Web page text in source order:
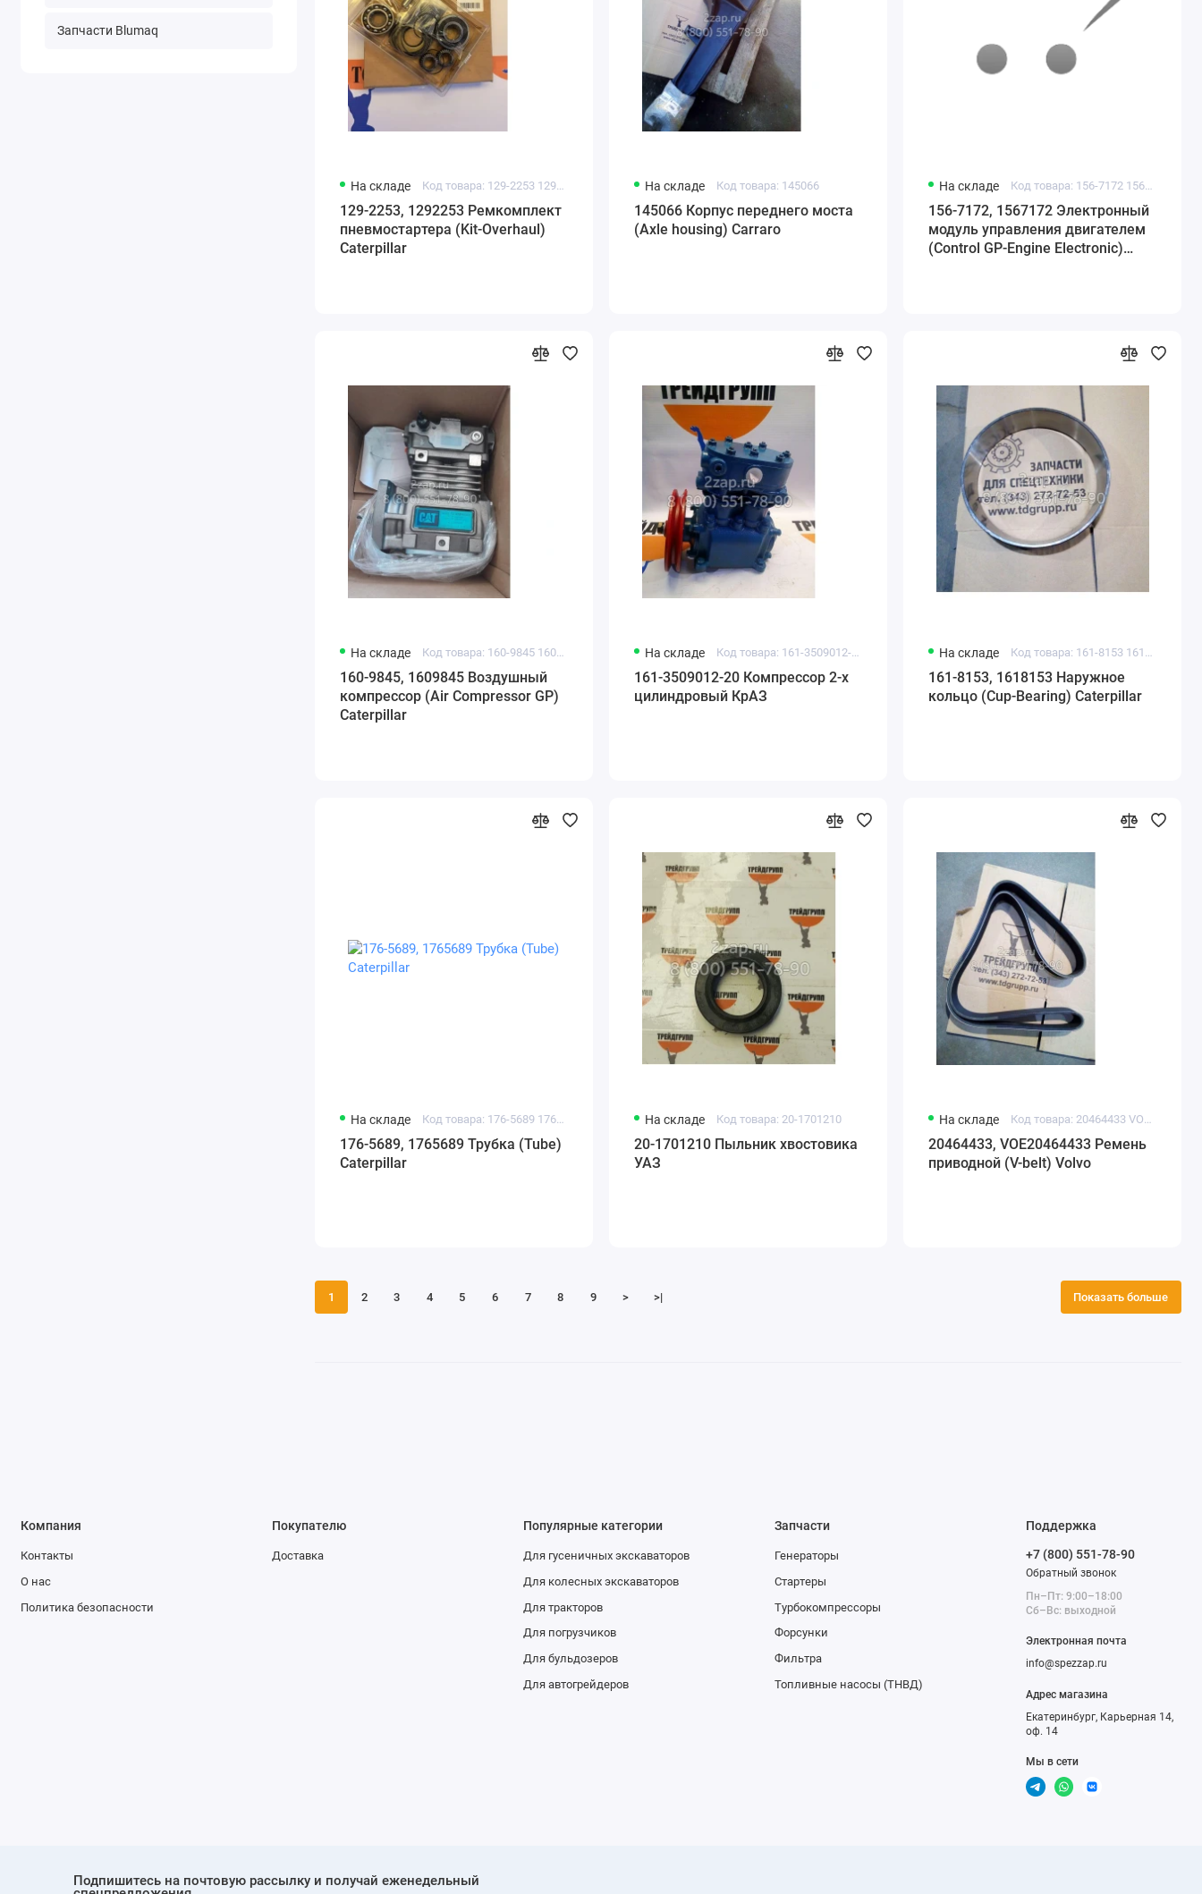
Запчасти Blumaq
На складе
129-2253, 1292253 Ремкомплект
пневмостартера (Kit-Overhaul)
Caterpillar
На складе Код товара: 145066
145066 Корпус переднего моста
(Axle housing) Carraro
На складе
156-7172, 1567172 Электронный
модуль управления двигателем
(Control GP-Engine Electronic)
На складе
160-9845, 1609845 Воздушный
компрессор (Air Compressor GP)
Caterpillar
На складе
161-3509012-20 Компрессор 2-х
цилиндровый КрАЗ
На складе
161-8153, 1618153 Наружное
кольцо (Cup-Bearing) Caterpillar
На складе
176-5689, 1765689 Трубка (Tube)
Caterpillar
На складе Код товара: 20-1701210
20-1701210 Пыльник хвостовика
УАЗ
На складе
20464433, VOE20464433 Ремень
приводной (V-belt) Volvo
1 2 3 4 5 6 7 8 9 > >| Показать больше
Компания
Контакты
О нас
Политика безопасности
Покупателю
Доставка
Популярные категории
Для гусеничных экскаваторов
Для колесных экскаваторов
Для тракторов
Для погрузчиков
Для бульдозеров
Для автогрейдеров
Запчасти
Генераторы
Стартеры
Турбокомпрессоры
Форсунки
Фильтра
Топливные насосы (ТНВД)
Поддержка
+7 (800) 551-78-90
Обратный звонок
Пн–Пт: 9:00–18:00
Сб–Вс: выходной
Электронная почта
info@spezzap.ru
Адрес магазина
Екатеринбург, Карьерная 14,
оф. 14
Мы в сети
Подпишитесь на почтовую рассылку и получай еженедельный